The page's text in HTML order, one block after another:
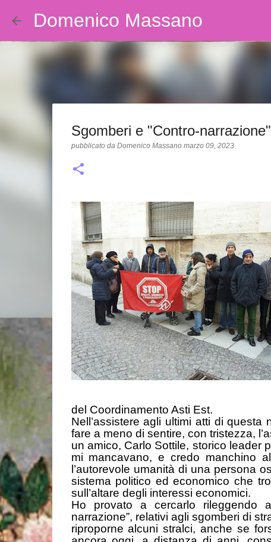
Domenico Massano
Sgomberi e "Contro-
pubblicato da Domenico Massano marzo 09, 2023
del Coordinamento Asti Est.
Nell’assistere agli ultimi atti di
fare a meno di sentire, con tristezza,
un amico, Carlo Sottile, storico leader
mi mancavano, e credo manchino
l’autorevole umanità di una persona
sistema politico ed economico che
sull’altare degli interessi economici.
Ho provato a cercarlo rileggendo
narrazione”, relativi agli sgomberi di
riproporne alcuni stralci, anche se